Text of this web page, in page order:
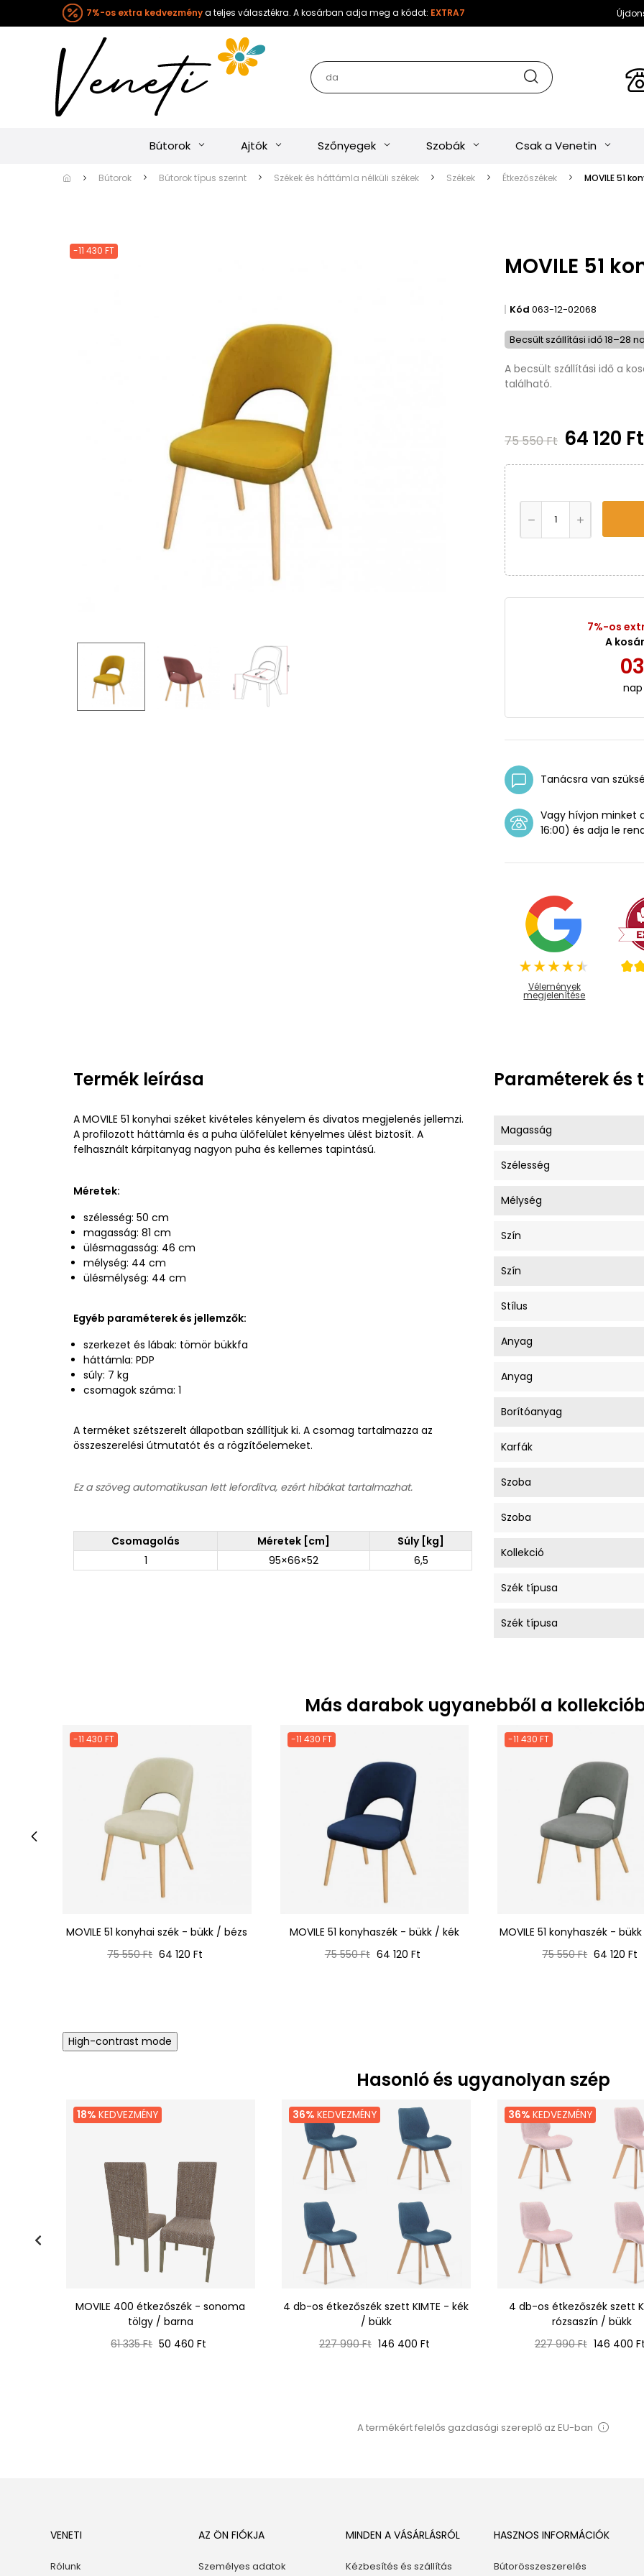
7%-os extra kedvezménya teljes választékra. A kosárban adja meg a kódot: EXTRA7
Bútorok Ajtók Szőnyegek Szobák Csak a Venetin
Bútorok Bútorok típus szerint Székek és háttámla nélküli székek Székek Étkezőszékek MOVILE 51
-11 430 FT
MOVILE 51
Kód 063-12-02068
Becsült szállítási idő 18–28
A becsült szállítási idő a
található.
75 550 Ft 64 120 Ft
7%-os
A
03
nap
Tanácsra van
Vagy hívjon minket
16:00) és adja le
Vélemények
megjelenítése
Termék leírása
A MOVILE 51 konyhai széket kivételes kényelem és divatos megjelenés jellemzi.
A profilozott háttámla és a puha ülőfelület kényelmes ülést biztosít. A
felhasznált kárpitanyag nagyon puha és kellemes tapintású.
Méretek:
szélesség: 50 cm
magasság: 81 cm
ülésmagasság: 46 cm
mélység: 44 cm
ülésmélység: 44 cm
Egyéb paraméterek és jellemzők:
szerkezet és lábak: tömör bükkfa
háttámla: PDP
súly: 7 kg
csomagok száma: 1
A terméket szétszerelt állapotban szállítjuk ki. A csomag tartalmazza az
összeszerelési útmutatót és a rögzítőelemeket.
Ez a szöveg automatikusan lett lefordítva, ezért hibákat tartalmazhat.
Csomagolás Méretek [cm]
Súly [kg]
1
95×66×52 6,5
Paraméterek
Magasság
Szélesség
Mélység
Szín
Szín
Stílus
Anyag
Anyag
Borítóanyag
Karfák
Szoba
Szoba
Kollekció
Szék típusa
Szék típusa
Más darabok ugyanebből a
-11 430 FT
MOVILE 51 konyhai szék - bükk / bézs
Normál
75 550 Ft Ár
64 120 Ft
-11 430 FT
MOVILE 51 konyhaszék - bükk / kék
Normál
75 550 Ft Ár
64 120 Ft
-11 430 FT
MOVILE 51 konyhaszék -
Normál
75 550 Ft Ár
64 120 Ft
High-contrast mode
Hasonló és ugyanolyan szép
18% KEDVEZMÉNY
MOVILE 400 étkezőszék - sonoma
tölgy / barna
Normál
61 335 Ft Ár
50 460 Ft
36% KEDVEZMÉNY
4 db-os étkezőszék szett KIMTE - kék
/ bükk
Normál
227 990 Ft Ár
146 400 Ft
36% KEDVEZMÉNY
4 db-os étkezőszék szett
rózsaszín / bükk
Normál
227 990 Ft Ár
146 400 Ft
A termékért felelős gazdasági szereplő az EU-ban
VENETI
Rólunk
AZ ÖN FIÓKJA
Személyes adatok
MINDEN A VÁSÁRLÁSRÓL
Kézbesítés és szállítás
HASZNOS INFORMÁCIÓK
Bútorösszeszerelés